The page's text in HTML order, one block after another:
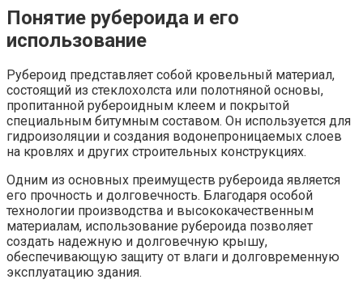
Понятие рубероида и его
использование
Рубероид представляет собой кровельный материал,
состоящий из стеклохолста или полотняной основы,
пропитанной рубероидным клеем и покрытой
специальным битумным составом. Он используется для
гидроизоляции и создания водонепроницаемых слоев
на кровлях и других строительных конструкциях.
Одним из основных преимуществ рубероида является
его прочность и долговечность. Благодаря особой
технологии производства и высококачественным
материалам, использование рубероида позволяет
создать надежную и долговечную крышу,
обеспечивающую защиту от влаги и долговременную
эксплуатацию здания.